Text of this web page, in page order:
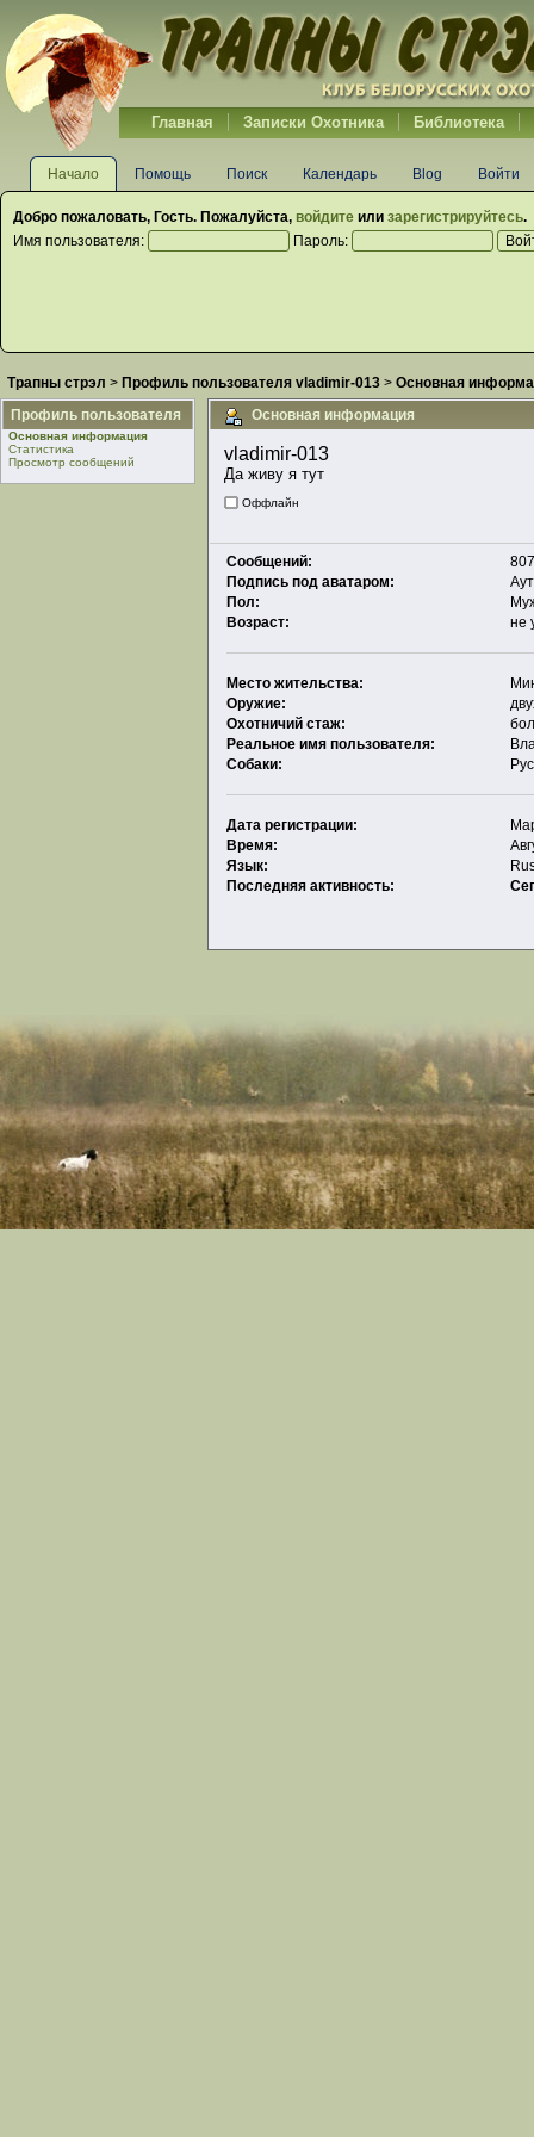
Главная Записки Охотника Библиотека
Начало Помощь Поиск Календарь Blog Войти
Добро пожаловать, Гость. Пожалуйста, войдите или зарегистрируйтесь.
Имя пользователя:
Пароль:
Трапны стрэл > Профиль пользователя vladimir-013 > Основная
Профиль пользователя
Основная информация
Статистика
Просмотр сообщений
Основная информация
vladimir-013
Да живу я тут
Оффлайн
Сообщений:
Подпись под аватаром:
Пол:
Возраст:
не
Место жительства:
Оружие:
Охотничий стаж:
Реальное имя пользователя:
Собаки:
Дата регистрации:
Время:
Язык:
Последняя активность: